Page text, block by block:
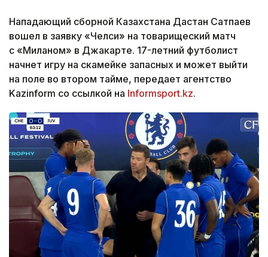
Нападающий сборной Казахстана Дастан Сатпаев
вошел в заявку «Челси» на товарищеский матч
с «Миланом» в Джакарте. 17-летний футболист
начнет игру на скамейке запасных и может выйти
на поле во втором тайме, передает агентство
Kazinform со ссылкой на Informsport.kz.